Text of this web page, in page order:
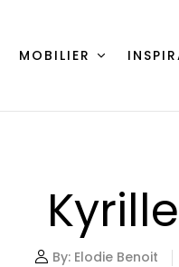
MOBILIER
By: Elodie Benoit